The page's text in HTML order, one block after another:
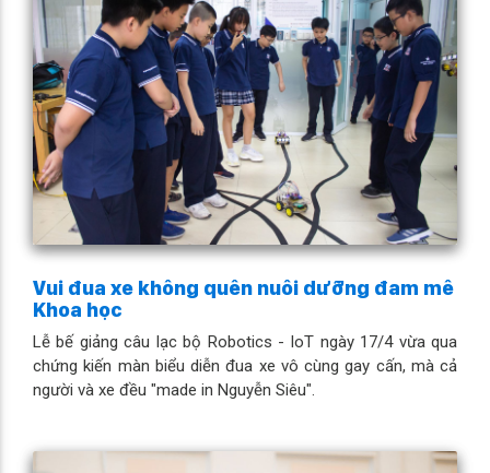
Vui đua xe không quên nuôi dưỡng đam mê
Khoa học
Lễ bế giảng câu lạc bộ Robotics - IoT ngày 17/4 vừa qua
chứng kiến màn biểu diễn đua xe vô cùng gay cấn, mà cả
người và xe đều "made in Nguyễn Siêu".